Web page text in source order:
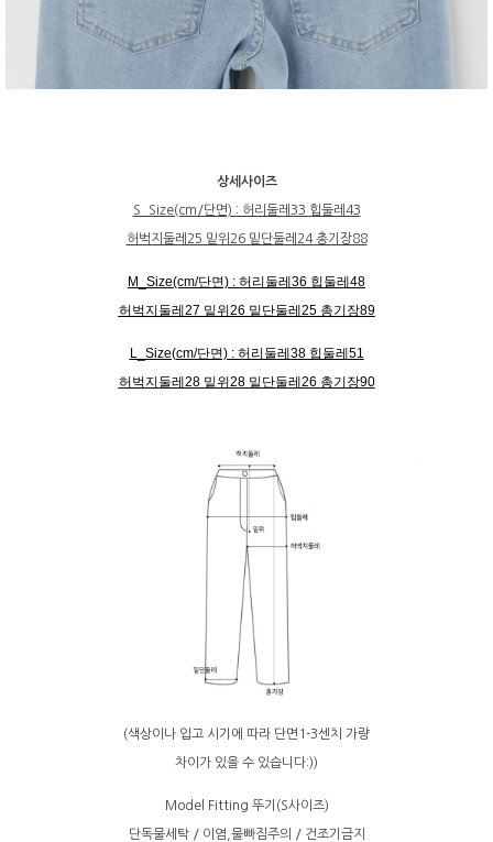
상세사이즈
S_Size(cm/단면) : 허리둘레33 힙둘레43
허벅지둘레25 밑위26 밑단둘레24 총기장88
M_Size(cm/단면) : 허리둘레36 힙둘레48
허벅지둘레27 밑위26 밑단둘레25 총기장89
L_Size(cm/단면) : 허리둘레38 힙둘레51
허벅지둘레28 밑위28 밑단둘레26 총기장90
(색상이나 입고 시기에 따라 단면1-3센치 가량
차이가 있을 수 있습니다:))
Model Fitting 뚜기(S사이즈)
단독물세탁 / 이염,물빠짐주의 / 건조기금지